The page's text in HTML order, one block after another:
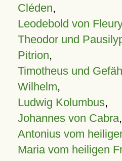
Cléden,
Leodebold von
Theodor und
Pitrion,
Timotheus und
Wilhelm,
Ludwig Kolumbus,
Johannes von Cabra,
Antonius vom
Maria vom heiligen